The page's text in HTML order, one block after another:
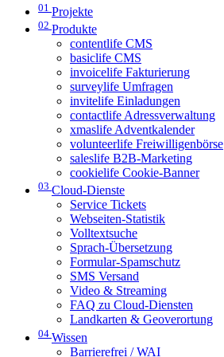
01 Projekte
02 Produkte
contentlife CMS
basiclife CMS
invoicelife Fakturierung
surveylife Umfragen
invitelife Einladungen
contactlife Adressverwaltung
xmaslife Adventkalender
volunteerlife Freiwilligenbörse
saleslife B2B-Marketing
cookielife Cookie-Banner
03 Cloud-Dienste
Service Tickets
Webseiten-Statistik
Volltextsuche
Sprach-Übersetzung
Formular-Spamschutz
SMS Versand
Video & Streaming
FAQ zu Cloud-Diensten
Landkarten & Geoverortung
04 Wissen
Barrierefrei / WAI